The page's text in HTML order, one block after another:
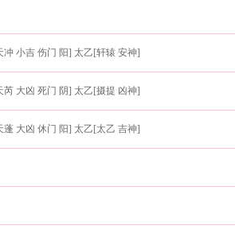
小吉 伤门 阳] 太乙[轩辕 安神]
大凶 死门 阴] 太乙[摄提 凶神]
大凶 休门 阳] 太乙[太乙 吉神]